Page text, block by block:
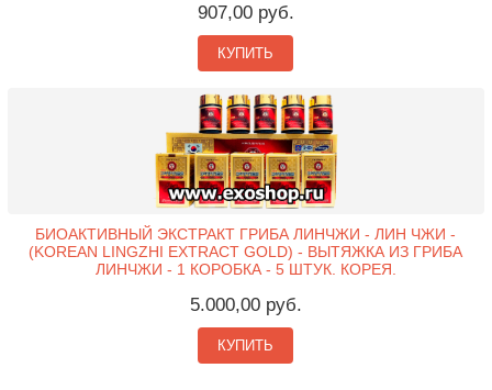
907,00 руб.
КУПИТЬ
БИОАКТИВНЫЙ ЭКСТРАКТ ГРИБА ЛИНЧЖИ - ЛИН ЧЖИ -
(KOREAN LINGZHI EXTRACT GOLD) - ВЫТЯЖКА ИЗ ГРИБА
ЛИНЧЖИ - 1 КОРОБКА - 5 ШТУК. КОРЕЯ.
5.000,00 руб.
КУПИТЬ